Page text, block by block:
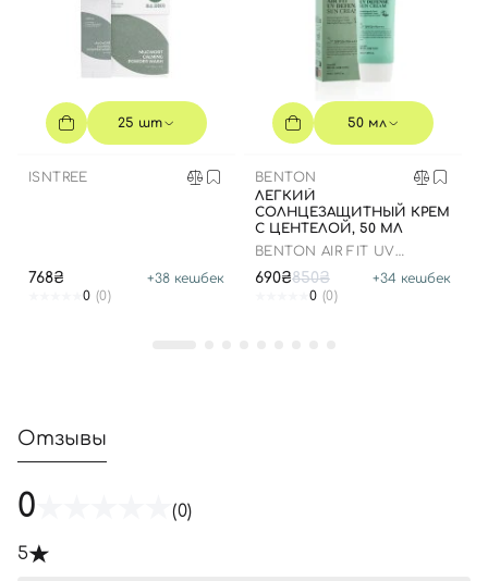
25 шт
ISNTREE
768₴ +38 кешбек
0 (0)
50 мл
BENTON
ЛЕГКИЙ
СОЛНЦЕЗАЩИТНЫЙ КРЕМ
С ЦЕНТЕЛОЙ, 50 МЛ
BENTON AIR FIT UV
SPF50
690₴850₴ +34 кешбек
0 (0)
Отзывы
0 (0)
5